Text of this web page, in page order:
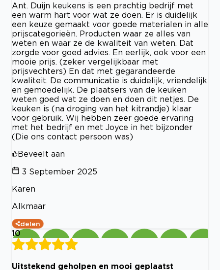
Ant. Duijn keukens is een prachtig bedrijf met
een warm hart voor wat ze doen. Er is duidelijk
een keuze gemaakt voor goede materialen in alle
prijscategorieën. Producten waar ze alles van
weten en waar ze de kwaliteit van weten. Dat
zorgde voor goed advies. En eerlijk, ook voor een
mooie prijs. (zeker vergelijkbaar met
prijsvechters) En dat met gegarandeerde
kwaliteit. De communicatie is duidelijk, vriendelijk
en gemoedelijk. De plaatsers van de keuken
weten goed wat ze doen en doen dit netjes. De
keuken is (na droging van het kitrandje) klaar
voor gebruik. Wij hebben zeer goede ervaring
met het bedrijf en met Joyce in het bijzonder
(Die ons contact persoon was)
Beveelt aan
3 September 2025
Karen
Alkmaar
delen
10
Uitstekend geholpen en mooi geplaatst